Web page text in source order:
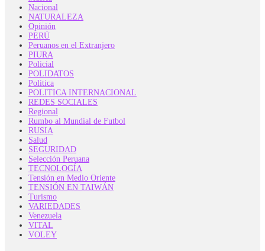
Nacional
NATURALEZA
Opinión
PERÚ
Peruanos en el Extranjero
PIURA
Policial
POLIDATOS
Politica
POLITICA INTERNACIONAL
REDES SOCIALES
Regional
Rumbo al Mundial de Futbol
RUSIA
Salud
SEGURIDAD
Selección Peruana
TECNOLOGÍA
Tensión en Medio Oriente
TENSIÓN EN TAIWÁN
Turismo
VARIEDADES
Venezuela
VITAL
VOLEY